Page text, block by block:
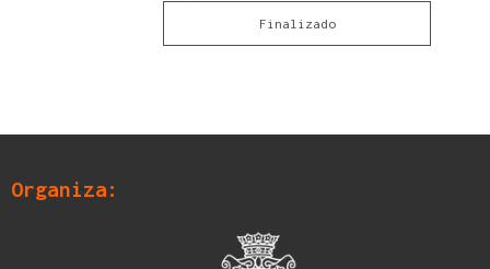
Finalizado
Organiza: